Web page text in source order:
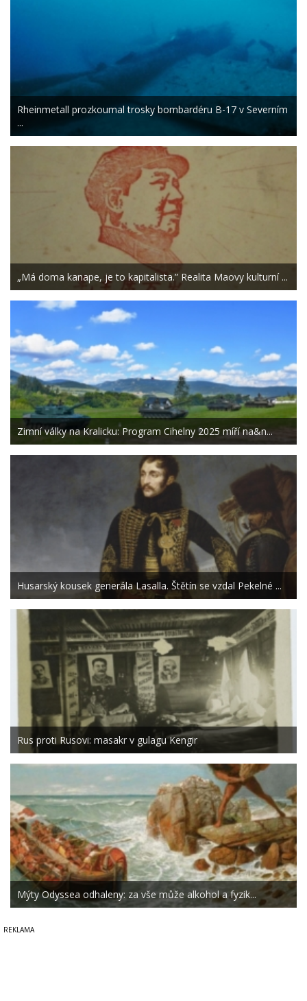
Rheinmetall prozkoumal trosky bombardéru B-17 v Severním
...
„Má doma kanape, je to kapitalista.” Realita Maovy kulturní ...
Zimní války na Kralicku: Program Cihelny 2025 míří na&n...
Husarský kousek generála Lasalla. Štětín se vzdal Pekelné ...
Rus proti Rusovi: masakr v gulagu Kengir
Mýty Odyssea odhaleny: za vše může alkohol a fyzik...